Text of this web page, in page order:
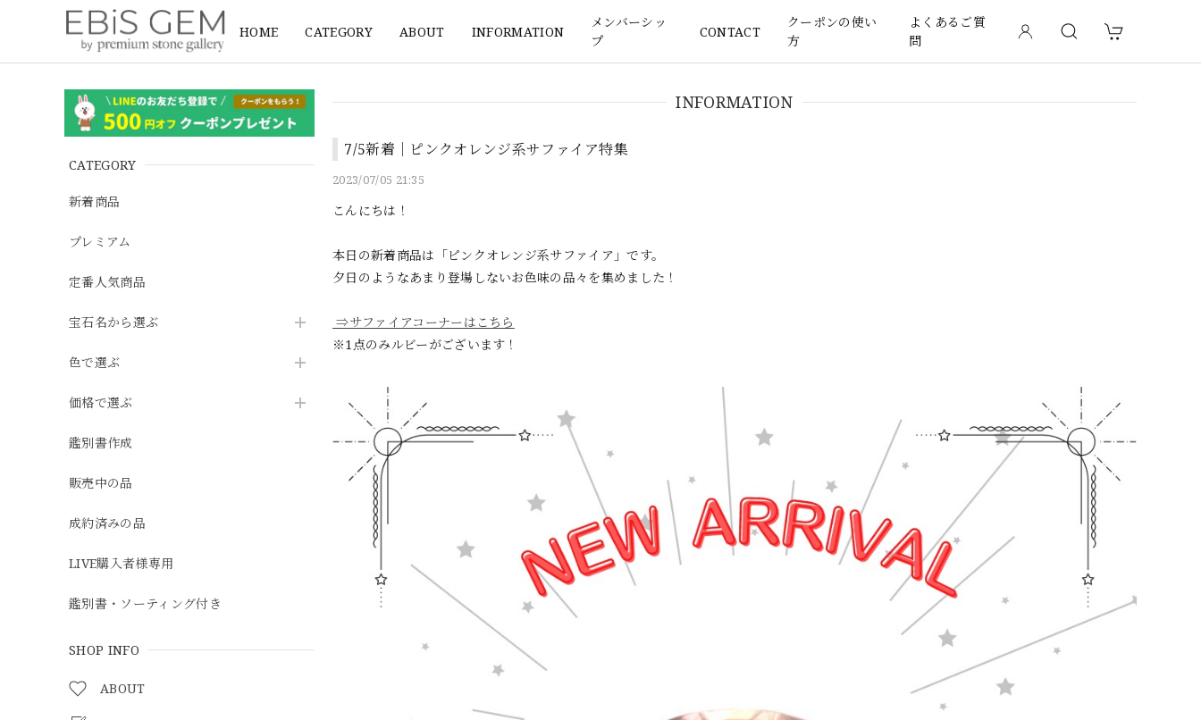
HOME CATEGORY ABOUT INFORMATION
メンバーシッ
プ
CONTACT
クーポンの使い
方
よくあるご質
問
CATEGORY
新着商品
プレミアム
定番人気商品
宝石名から選ぶ
色で選ぶ
価格で選ぶ
鑑別書作成
販売中の品
成約済みの品
LIVE購入者様専用
鑑別書・ソーティング付き
SHOP INFO
ABOUT
INFORMATION
7/5新着｜ピンクオレンジ系サファイア特集
2023/07/05 21:35
こんにちは！
本日の新着商品は「ピンクオレンジ系サファイア」です。
夕日のようなあまり登場しないお色味の品々を集めました！
⇒サファイアコーナーはこちら
※1点のみルビーがございます！